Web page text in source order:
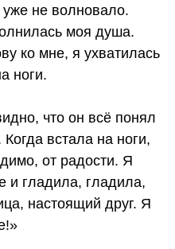
не волновало.
моя душа.
ко мне, я ухватилась
ноги.
что он всё понял
встала на ноги,
от радости. Я
и гладила, гладила,
настоящий друг. Я